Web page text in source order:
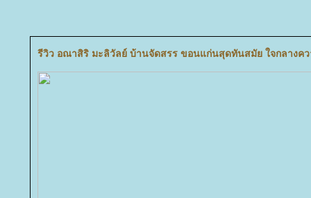
รีวิว อณาสิริ มะลิวัลย์ บ้านจัดสรร ขอนแก่นสุดทันสมัย ใจกลางค